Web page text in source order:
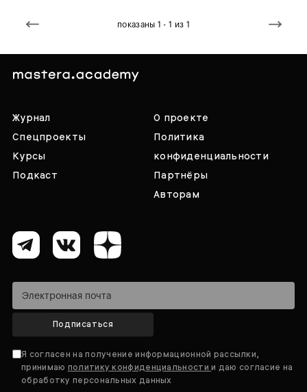
показаны 1 - 1 из 1
Журнал
Спецпроекты
Курсы
Подкаст
О проекте
Политика
конфиденциальности
Партнёры
Авторам
Подписаться
Я согласен на получение информационной рассылки,
принимаю политику конфиденциальностии даю согласие на
обработку персональных данных